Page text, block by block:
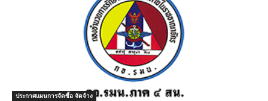
ประกาศแผนการจัดซื้อ จัดจ้าง